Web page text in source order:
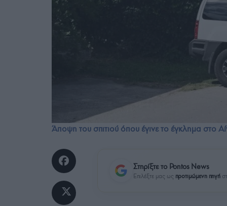
Άποψη του σπιτιού όπου έγινε το έγκλημα
Στηρίξτε το Pontos News
Επιλέξτε μας ως προτιμώμενη πηγή